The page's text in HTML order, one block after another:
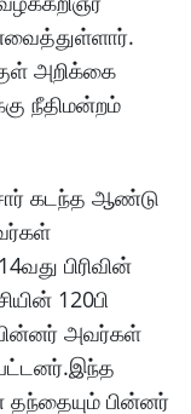
அறிக்கை
நீதிமன்றம்
கடந்த ஆண்டு
பிரிவின்
120பி
பின்னர் அவர்கள்
தந்தையும் பின்னர்